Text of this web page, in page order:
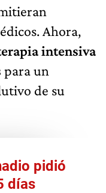
Ahora,
intensiva
para un
de su
pidió
días